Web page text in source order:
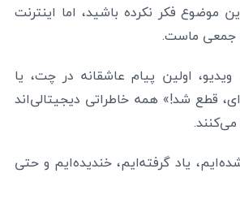
موضوع فکر نکرده باشید، اما اینترنت
جمعی ماست.
ویدیو، اولین پیام عاشقانه در چت، یا
قطع شد!» همه خاطراتی دیجیتالی‌اند
یاد گرفته‌ایم، خندیده‌ایم و حتی